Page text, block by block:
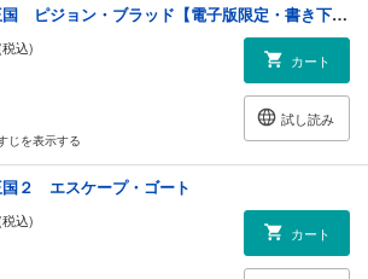
影の王国 ピジョン・ブラッド【電子版限定・書き下ろしつき】
込)
カート
試し読み
じを表示する
２ エスケープ・ゴート
込)
カート